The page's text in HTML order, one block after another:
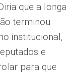
que a longa
terminou.
institucional,
e
para que